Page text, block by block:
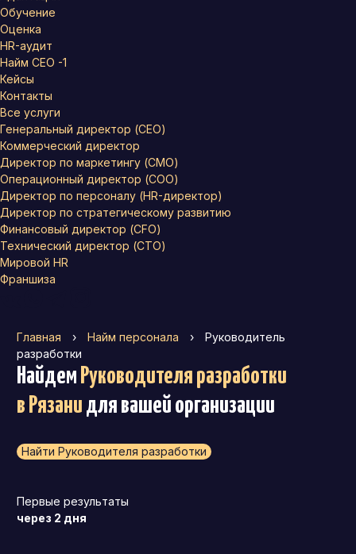
Обучение
Оценка
HR-аудит
Найм СЕО -1
Кейсы
Контакты
Все услуги
Генеральный директор (CEO)
Коммерческий директор
Директор по маркетингу (CMO)
Операционный директор (COO)
Директор по персоналу (HR-директор)
Директор по стратегическому развитию
Финансовый директор (CFO)
Технический директор (CTO)
Мировой HR
Франшиза
Главная › Найм персонала ›
Руководитель
разработки
Найдем Руководителя разработки
в Рязани для вашей организации
Найти Руководителя разработки
Первые результаты
через 2 дня